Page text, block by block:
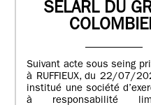
SELARL DU
Suivant acte sous seing
à RUFFIEUX, du 22/07/
institué une société
à responsabilité